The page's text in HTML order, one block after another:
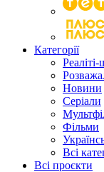
Категорії
Новини
Серіали
Фільми
Всі
Всі проєкти